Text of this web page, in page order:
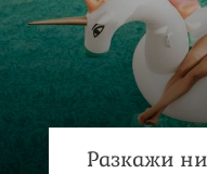
Разкажи